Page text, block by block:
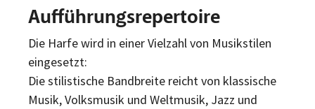
Aufführungsrepertoire
Die Harfe wird in einer Vielzahl von Musikstilen
eingesetzt:
Die stilistische Bandbreite reicht von klassische
Musik, Volksmusik und Weltmusik, Jazz und